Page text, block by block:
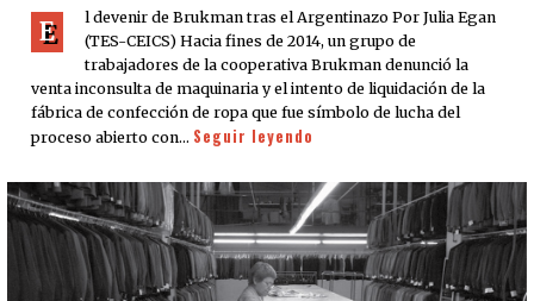
E
l devenir de Brukman tras el Argentinazo Por Julia Egan
(TES-CEICS) Hacia fines de 2014, un grupo de
trabajadores de la cooperativa Brukman denunció la
venta inconsulta de maquinaria y el intento de liquidación de la
fábrica de confección de ropa que fue símbolo de lucha del
proceso abierto con… Seguir leyendo